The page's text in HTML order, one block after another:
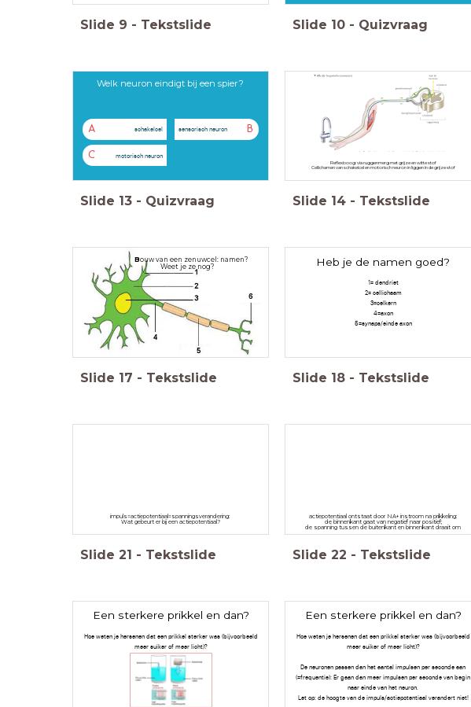
Slide 9 - Tekstslide Slide 10 - Quizvraag
Welk neuron eindigt bij een spier?
A schakelcel B
sensorisch neuron
C motorisch neuron
Slide 13 - Quizvraag
Reflexboog: via ruggenmerg met grijze en witte stof
Cellichamen van schakelcel en motorisch neuron in liggen in de grijze stof
Slide 14 - Tekstslide
Bouw van een zenuwcel: namen?
Weet je ze nog?
Slide 17 - Tekstslide
Heb je de namen goed?
1= dendriet
2= cellichaam
3=celkern
4=axon
5=synaps/einde axon
Slide 18 - Tekstslide
impuls=actiepotentiaal=spanningsverandering:
Wat gebeurt er bij een actiepotentiaal?
Slide 21 - Tekstslide
actiepotentiaal ontstaat door NA+ instroom na prikkeling:
de binnenkant gaat van negatief naar positief;
de spanning tussen de buitenkant en binnenkant draait om
Slide 22 - Tekstslide
Een sterkere prikkel en dan?
Hoe weten je hersenen dat een prikkel sterker was (bijvoorbeeld
meer suiker of meer licht)?
Een sterkere prikkel en dan?
Hoe weten je hersenen dat een prikkel sterker was (bijvoorbeeld
meer suiker of meer licht)?
De neuronen passen dan het aantal impulsen per seconde aan
(=frequentie): Er gaan dan meer impulsen per seconde van begin
naar einde van het neuron.
Let op: de hoogte van de impuls/actiepotentiaal verandert niet!